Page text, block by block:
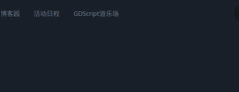
博客园 活动日程 GDScript游乐场